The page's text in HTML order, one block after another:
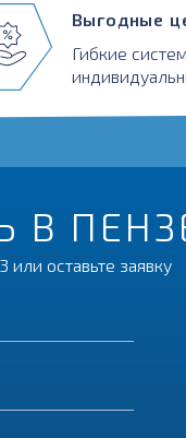
Выгодные
Гибкие
В
или оставьте заявку